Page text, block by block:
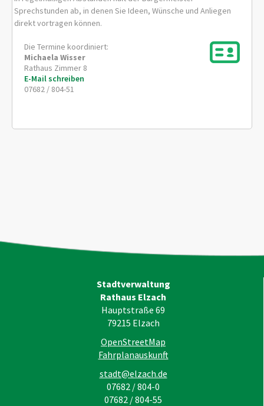
Sprechstunden ab, in denen Sie Ideen, Wünsche und Anliegen
direkt vortragen können.
Die Termine koordiniert:
Michaela Wisser
Rathaus Zimmer 8
E-Mail schreiben
07682 / 804-51
Stadtverwaltung
Rathaus Elzach
Hauptstraße 69
79215 Elzach
OpenStreetMap
Fahrplanauskunft
stadt@elzach.de
07682 / 804-0
07682 / 804-55